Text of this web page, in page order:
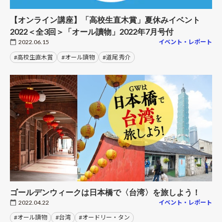
【オンライン講座】「高校生直木賞」夏休みイベント
2022＜全3回＞「オール讀物」2022年7月号付
2022.06.15 イベント・レポート
#高校生直木賞 #オール讀物 #道尾 秀介
ゴールデンウィークは日本橋で〈台湾〉を旅しよう！
2022.04.22 イベント・レポート
#オール讀物 #台湾 #オードリー・タン